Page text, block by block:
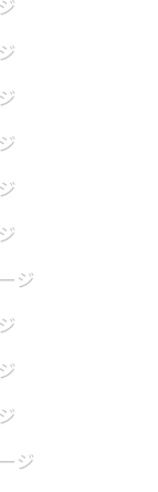
ジ
ジ